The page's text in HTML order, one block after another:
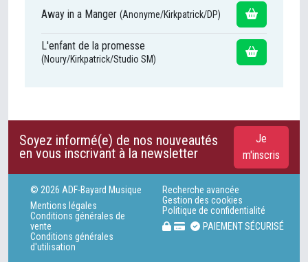
Away in a Manger (Anonyme/Kirkpatrick/DP)
L'enfant de la promesse
(Noury/Kirkpatrick/Studio SM)
Soyez informé(e) de nos nouveautés
en vous inscrivant à la newsletter
Je
m'inscris
© 2026 ADF-Bayard Musique
Mentions légales
Conditions générales de
vente
Conditions générales
d'utilisation
Recherche avancée
Gestion des cookies
Politique de confidentialité
PAIEMENT SÉCURISÉ